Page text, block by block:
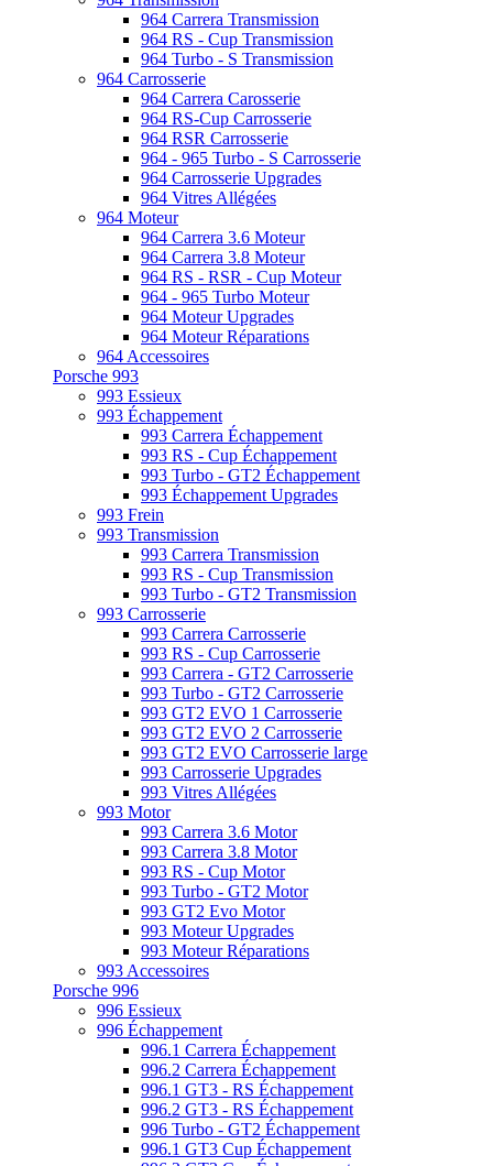
964 Carrera Transmission
964 RS - Cup Transmission
964 Turbo - S Transmission
964 Carrosserie
964 Carrera Carosserie
964 RS-Cup Carrosserie
964 RSR Carrosserie
964 - 965 Turbo - S Carrosserie
964 Carrosserie Upgrades
964 Vitres Allégées
964 Moteur
964 Carrera 3.6 Moteur
964 Carrera 3.8 Moteur
964 RS - RSR - Cup Moteur
964 - 965 Turbo Moteur
964 Moteur Upgrades
964 Moteur Réparations
964 Accessoires
Porsche 993
993 Essieux
993 Échappement
993 Carrera Échappement
993 RS - Cup Échappement
993 Turbo - GT2 Échappement
993 Échappement Upgrades
993 Frein
993 Transmission
993 Carrera Transmission
993 RS - Cup Transmission
993 Turbo - GT2 Transmission
993 Carrosserie
993 Carrera Carrosserie
993 RS - Cup Carrosserie
993 Carrera - GT2 Carrosserie
993 Turbo - GT2 Carrosserie
993 GT2 EVO 1 Carrosserie
993 GT2 EVO 2 Carrosserie
993 GT2 EVO Carrosserie large
993 Carrosserie Upgrades
993 Vitres Allégées
993 Motor
993 Carrera 3.6 Motor
993 Carrera 3.8 Motor
993 RS - Cup Motor
993 Turbo - GT2 Motor
993 GT2 Evo Motor
993 Moteur Upgrades
993 Moteur Réparations
993 Accessoires
Porsche 996
996 Essieux
996 Échappement
996.1 Carrera Échappement
996.2 Carrera Échappement
996.1 GT3 - RS Échappement
996.2 GT3 - RS Échappement
996 Turbo - GT2 Échappement
996.1 GT3 Cup Échappement